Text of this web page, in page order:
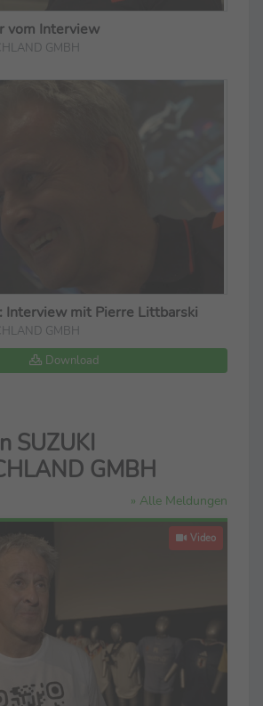
vom Interview
GMBH
Interview mit Pierre Littbarski
GMBH
Download
SUZUKI
GMBH
» Alle Meldungen
Video